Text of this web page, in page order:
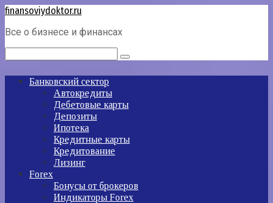
Перейти
контенту
finansoviydoktor.ru
Все о бизнесе и финансах
Банковский сектор
Автокредиты
Дебетовые карты
Депозиты
Ипотека
Кредитные карты
Кредитование
Лизинг
Forex
Бонусы от брокеров
Индикаторы Forex